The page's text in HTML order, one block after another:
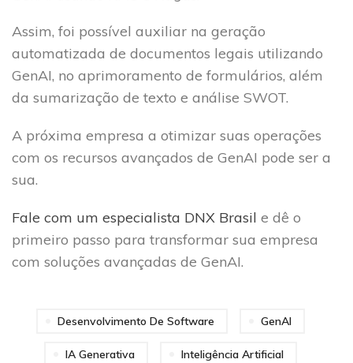
Assim, foi possível auxiliar na geração
automatizada de documentos legais utilizando
GenAI, no aprimoramento de formulários, além
da sumarização de texto e análise SWOT.
A próxima empresa a otimizar suas operações
com os recursos avançados de GenAI pode ser a
sua.
Fale com um especialista DNX Brasil e dê o
primeiro passo para transformar sua empresa
com soluções avançadas de GenAI.
Desenvolvimento De Software GenAI
IA Generativa Inteligência Artificial